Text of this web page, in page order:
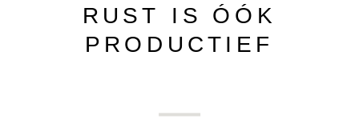
RUST IS ÓÓK
PRODUCTIEF